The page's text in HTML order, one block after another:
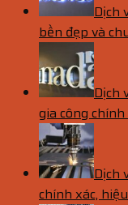
Dịch
bền đẹp và
Dịch
gia công
Dịch
chính xác,